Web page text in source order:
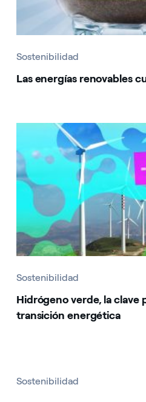
Sostenibilidad
Las energías renovables
Sostenibilidad
Hidrógeno verde, la clave
transición energética
Sostenibilidad